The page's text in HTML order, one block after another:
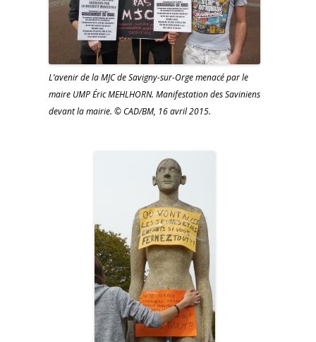
L’avenir de la MJC de Savigny-sur-Orge menacé par le
maire UMP Éric MEHLHORN. Manifestation des Saviniens
devant la mairie. © CAD/BM, 16 avril 2015.